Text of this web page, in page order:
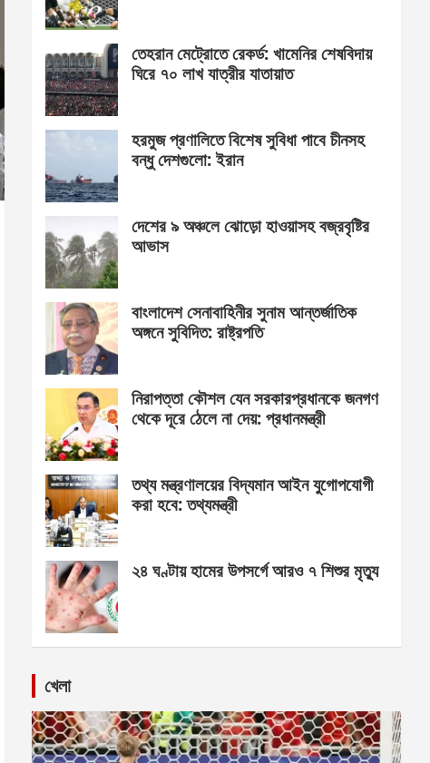
তেহরান মেট্রোতে রেকর্ড: খামেনির শেষবিদায়
ঘিরে ৭০ লাখ যাত্রীর যাতায়াত
হরমুজ প্রণালিতে বিশেষ সুবিধা পাবে চীনসহ
বন্ধু দেশগুলো: ইরান
দেশের ৯ অঞ্চলে ঝোড়ো হাওয়াসহ বজ্রবৃষ্টির
আভাস
বাংলাদেশ সেনাবাহিনীর সুনাম আন্তর্জাতিক
অঙ্গনে সুবিদিত: রাষ্ট্রপতি
নিরাপত্তা কৌশল যেন সরকারপ্রধানকে জনগণ
থেকে দূরে ঠেলে না দেয়: প্রধানমন্ত্রী
তথ্য মন্ত্রণালয়ের বিদ্যমান আইন যুগোপযোগী
করা হবে: তথ্যমন্ত্রী
২৪ ঘণ্টায় হামের উপসর্গে আরও ৭ শিশুর মৃত্যু
খেলা